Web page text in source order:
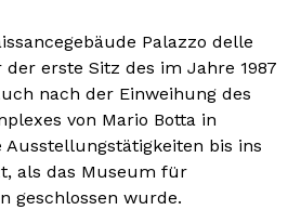
UND VERANSTALTUNGEN
Palazzo delle
erste Sitz des im Jahre 1987
nach der Einweihung des
von Mario Botta in
Ausstellungstätigkeiten bis ins
als das Museum für
geschlossen wurde.